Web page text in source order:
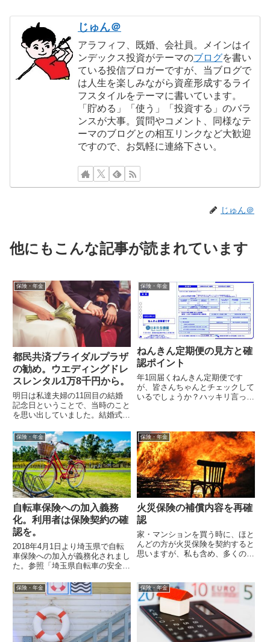
じゅん＠
アラフィフ、既婚、会社員。メインはイ
ンデックス投資がテーマのブログを書い
ている投信ブロガーですが、当ブログで
は人生を楽しみながら資産形成するライ
フスタイルをテーマに書いています。
「貯める」「使う」「投資する」のバラ
ンスが大事。質問やコメント、同様なテ
ーマのブログとの相互リンクなど大歓迎
ですので、お気軽に連絡下さい。
じゅん＠
他にもこんな記事が読まれています
保険・年金
都民共済ブライダルプラザ
の勧め。ウエディングドレ
スレンタル1万8千円から。
明日は私達夫婦の11回目の結婚
記念日ということで、当時のこと
を思い出していました。結婚式・
ベントで思い出に残りますし、女
性にとって...
保険・年金
ねんきん定期便の見方と確
認ポイント
年1回届くねんきん定期便です
が、皆さんちゃんとチェックして
いるでしょうか？ハッキリ言って
保険・年金
自転車保険への加入義務
化。利用者は保険契約の確
認を。
2018年4月1日より埼玉県で自転
車保険への加入が義務化されまし
た。参照「埼玉県自転車の安全な
されました～自転車損害保険加入
義務化...
保険・年金
火災保険の補償内容を再確
認
家・マンションを買う時に、ほと
んどの方が火災保険を契約すると
思いますが、私も含め、多くの人
ていないか...
保険・年金 保険・年金